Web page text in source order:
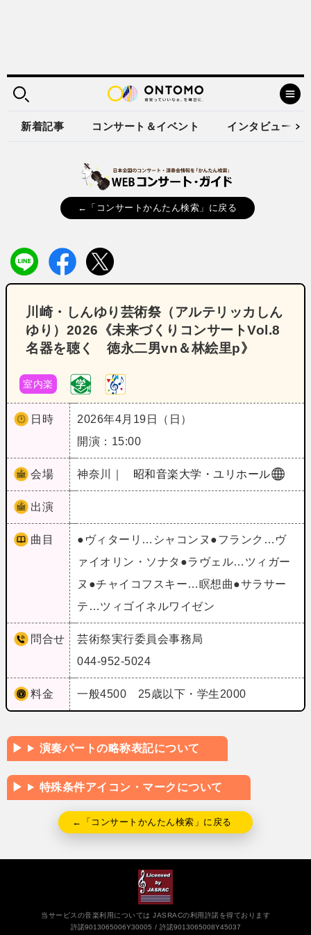
新着記事 コンサート＆イベント インタビュー
←「コンサートかんたん検索」に戻る
川崎・しんゆり芸術祭（アルテリッカしん
ゆり）2026《未来づくりコンサートVol.8
名器を聴く 徳永二男vn＆林絵里p》
室内楽
日時
2026年4月19日（日）
開演：15:00
会場 神奈川｜ 昭和音楽大学・ユリホール
出演
曲目
●ヴィターリ…シャコンヌ●フランク…ヴ
ァイオリン・ソナタ●ラヴェル…ツィガー
ヌ●チャイコフスキー…瞑想曲●サラサー
テ…ツィゴイネルワイゼン
問合せ
芸術祭実行委員会事務局
044-952-5024
料金 一般4500 25歳以下・学生2000
演奏パートの略称表記について
特殊条件アイコン・マークについて
←「コンサートかんたん検索」に戻る
当サービスの音楽利用については JASRACの利用許諾を得ております
許諾9013065006Y30005
許諾9013065008Y45037